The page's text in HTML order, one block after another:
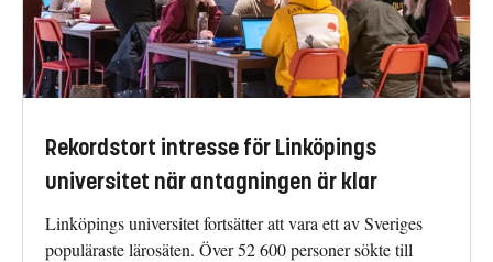
Rekordstort intresse för Linköpings
universitet när antagningen är klar
Linköpings universitet fortsätter att vara ett av Sveriges
populäraste lärosäten. Över 52 600 personer sökte till